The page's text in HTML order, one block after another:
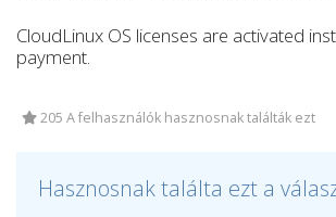
CloudLinux OS licenses are activated
payment.
205 A felhasználók hasznosnak találták ezt
Hasznosnak találta ezt a